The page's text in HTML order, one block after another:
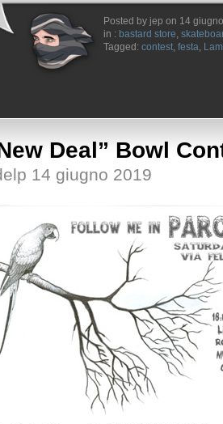
Posted by jep on 14
in : bastard store,
Tagged: contest, festa,
Deal” Bowl
14 giugno 2019